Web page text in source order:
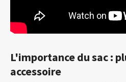
L'importance du sac :
accessoire